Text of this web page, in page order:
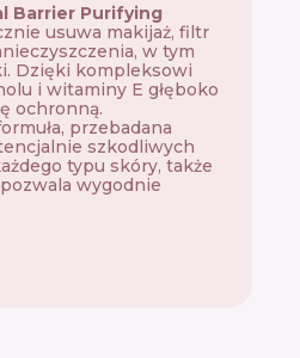
Barrier Purifying
usuwa makijaż, filtr
w tym
Dzięki kompleksowi
i witaminy E głęboko
ochronną.
przebadana
szkodliwych
typu skóry, także
wygodnie